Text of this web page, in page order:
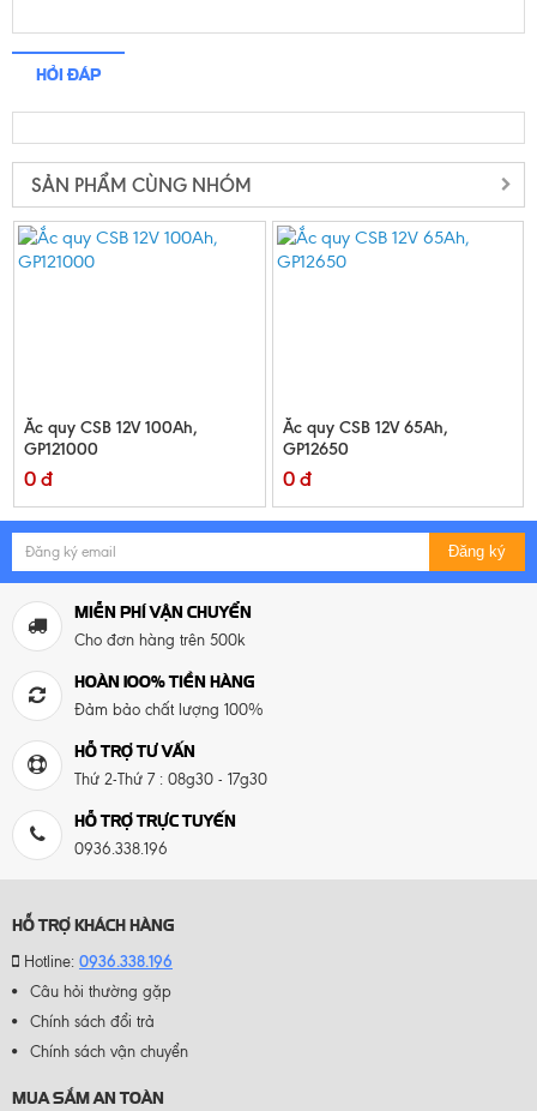
HỎI ĐÁP
SẢN PHẨM CÙNG NHÓM
Ắc quy CSB 12V 100Ah,
GP121000
0 đ
Ắc quy CSB 12V 65Ah,
GP12650
0 đ
Đăng ký
MIỄN PHÍ VẬN CHUYỂN
Cho đơn hàng trên 500k
HOÀN 100% TIỀN HÀNG
Đảm bảo chất lượng 100%
HỖ TRỢ TƯ VẤN
Thứ 2-Thứ 7 : 08g30 - 17g30
HỖ TRỢ TRỰC TUYẾN
0936.338.196
HỖ TRỢ KHÁCH HÀNG
Hotline: 0936.338.196
Câu hỏi thường gặp
Chính sách đổi trả
Chính sách vận chuyển
MUA SẮM AN TOÀN